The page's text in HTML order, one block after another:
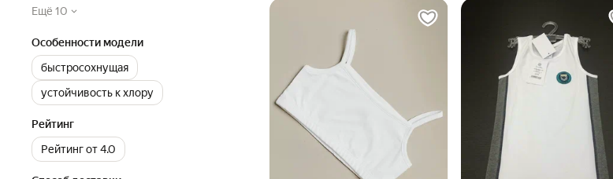
Ещё 10
Особенности модели
быстросохнущая
устойчивость к хлору
Рейтинг
Рейтинг от 4.0